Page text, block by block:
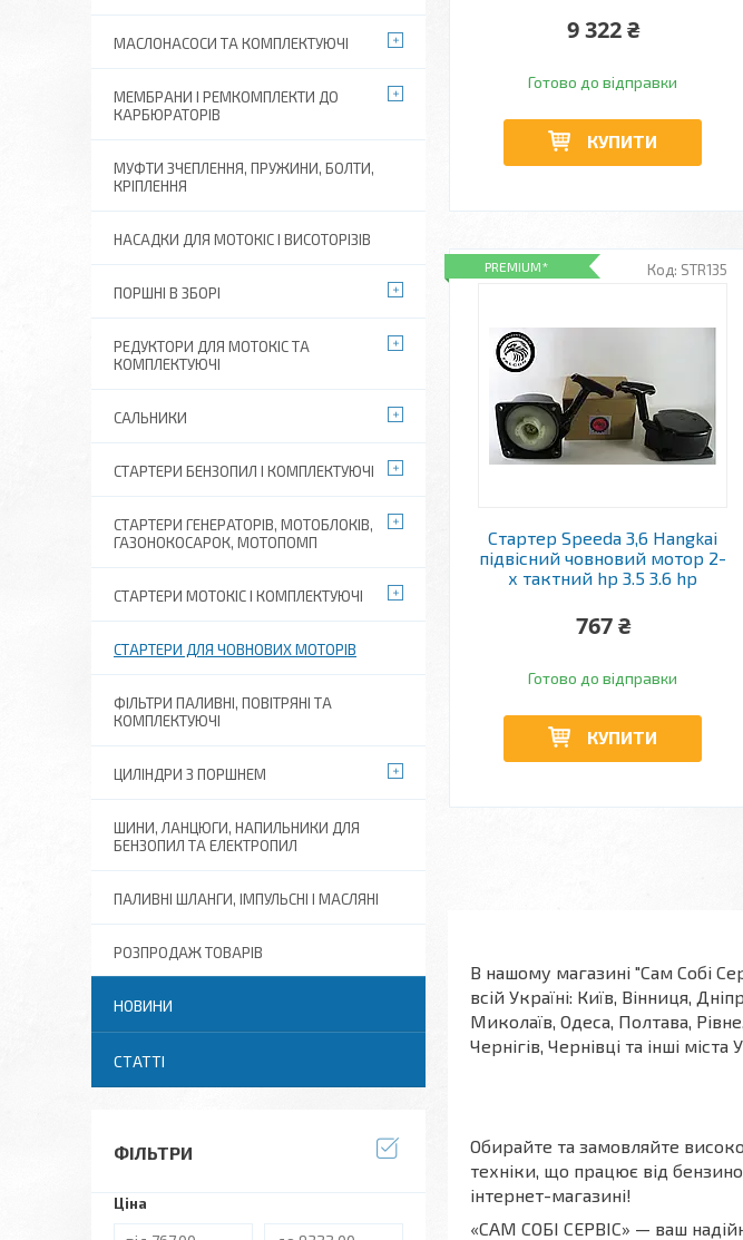
9 322 ₴
Готово до відправки
КУПИТИ
STR135
PREMIUM*
Стартер Speeda 3,6 Hangkai
підвісний човновий мотор 2-
х тактний hp 3.5 3.6 hp
767 ₴
Готово до відправки
КУПИТИ
В нашому магазині "Сам Собі
всій Україні: Київ, Вінниця,
Миколаїв, Одеса, Полтава,
Чернігів, Чернівці та інші міста
Обирайте та замовляйте
техніки, що працює від
інтернет-магазині!
«САМ СОБІ СЕРВІС» — ваш
МАСЛОНАСОСИ ТА КОМПЛЕКТУЮЧІ
МЕМБРАНИ І РЕМКОМПЛЕКТИ ДО
КАРБЮРАТОРІВ
МУФТИ ЗЧЕПЛЕННЯ, ПРУЖИНИ, БОЛТИ,
КРІПЛЕННЯ
НАСАДКИ ДЛЯ МОТОКІС І ВИСОТОРІЗІВ
ПОРШНІ В ЗБОРІ
РЕДУКТОРИ ДЛЯ МОТОКІС ТА
КОМПЛЕКТУЮЧІ
САЛЬНИКИ
СТАРТЕРИ БЕНЗОПИЛ І КОМПЛЕКТУЮЧІ
СТАРТЕРИ ГЕНЕРАТОРІВ, МОТОБЛОКІВ,
ГАЗОНОКОСАРОК, МОТОПОМП
СТАРТЕРИ МОТОКІС І КОМПЛЕКТУЮЧІ
СТАРТЕРИ ДЛЯ ЧОВНОВИХ МОТОРІВ
ФІЛЬТРИ ПАЛИВНІ, ПОВІТРЯНІ ТА
КОМПЛЕКТУЮЧІ
ЦИЛІНДРИ З ПОРШНЕМ
ШИНИ, ЛАНЦЮГИ, НАПИЛЬНИКИ ДЛЯ
БЕНЗОПИЛ ТА ЕЛЕКТРОПИЛ
ПАЛИВНІ ШЛАНГИ, ІМПУЛЬСНІ І МАСЛЯНІ
РОЗПРОДАЖ ТОВАРІВ
НОВИНИ
СТАТТІ
ФІЛЬТРИ
Ціна